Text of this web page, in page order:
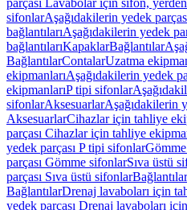
parçası Lavabolar için sifon,
sifonlarAşağıdakilerin yedek
bağlantılarıAşağıdakilerin yedek
bağlantılarıKapaklarBağlantılar
BağlantılarContalarUzatma
ekipmanlarıAşağıdakilerin yedek
ekipmanlarıP tipi sifonlar
sifonlarAksesuarlarAşağıdakilerin
AksesuarlarCihazlar için tahliye
parçası Cihazlar için tahliye
yedek parçası P tipi sifonlar
parçası Gömme sifonlarSıva üstü
parçası Sıva üstü sifonlarBağlantılar
BağlantılarDrenaj lavaboları için
yedek parçası Drenaj lavaboları